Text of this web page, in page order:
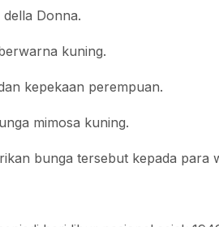
Donna.
kuning.
kepekaan perempuan.
mimosa kuning.
bunga tersebut kepada para